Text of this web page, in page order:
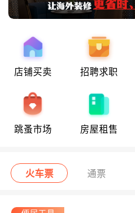
店铺买卖 招聘求职
跳蚤市场 房屋租售
火车票 通票